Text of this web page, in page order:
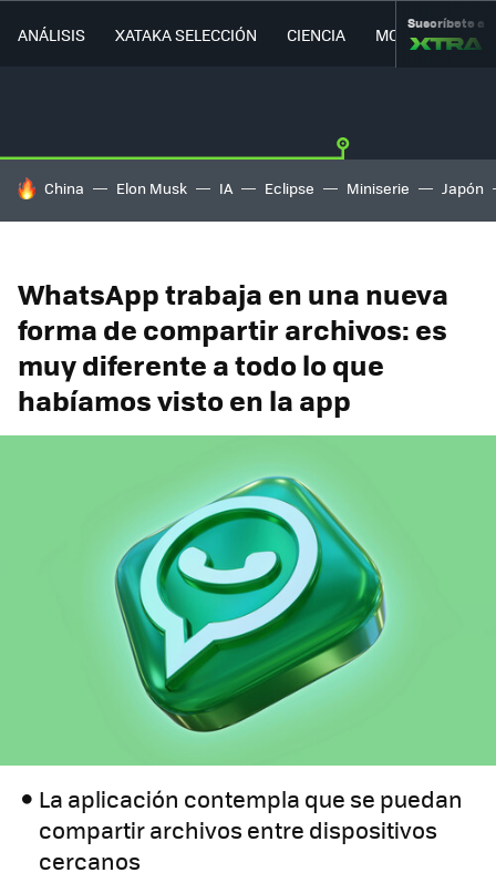
ANÁLISIS XATAKA SELECCIÓN CIENCIA MOVILIDAD
Suscríbete a
HOY SE HABLA DE
China Elon Musk IA Eclipse Miniserie Japón
WhatsApp trabaja en una nueva
forma de compartir archivos: es
muy diferente a todo lo que
habíamos visto en la app
La aplicación contempla que se puedan
compartir archivos entre dispositivos
cercanos